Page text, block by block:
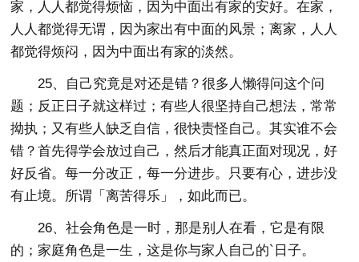
家，人人都觉得烦恼，因为中面出有家的安好。在家，
人人都觉得无谓，因为家出有中面的风景；离家，人人
都觉得烦闷，因为中面出有家的淡然。
25、自己究竟是对还是错？很多人懒得问这个问
题；反正日子就这样过；有些人很坚持自己想法，常常
拗执；又有些人缺乏自信，很快责怪自己。其实谁不会
错？首先得学会放过自己，然后才能真正面对现况，好
好反省。每一分改正，每一分进步。只要有心，进步没
有止境。所谓「离苦得乐」，如此而已。
26、社会角色是一时，那是别人在看，它是有限
的；家庭角色是一生，这是你与家人自己的`日子。